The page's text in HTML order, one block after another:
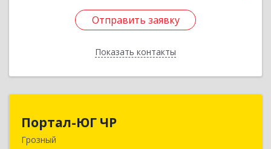
Отправить заявку
Показать контакты
Отправить заявку
Назад
Портал-ЮГ ЧР
Грозный
364906, Чеченская Респ, Грозный г, Путина пр-